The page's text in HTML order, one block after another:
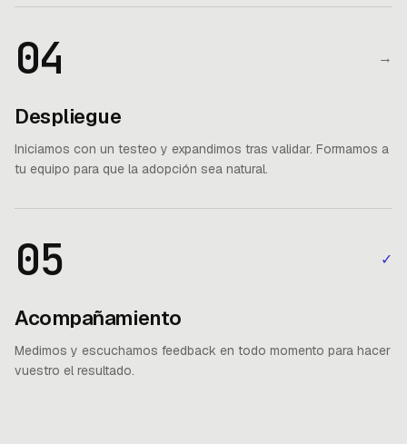
04 →
Despliegue
Iniciamos con un testeo y expandimos tras validar. Formamos a
tu equipo para que la adopción sea natural.
05 ✓
Acompañamiento
Medimos y escuchamos feedback en todo momento para hacer
vuestro el resultado.